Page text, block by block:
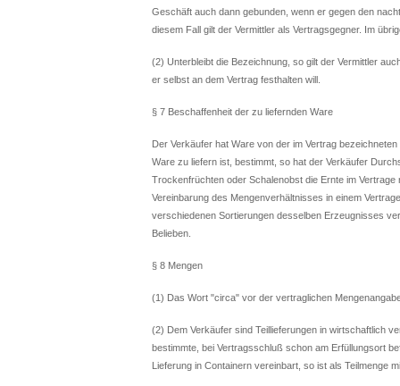
Geschäft auch dann gebunden, wenn er gegen den
diesem Fall gilt der Vermittler als Vertragsgegner. Im
(2) Unterbleibt die Bezeichnung, so gilt der Vermittler
er selbst an dem Vertrag festhalten will.
§ 7 Beschaffenheit der zu liefernden Ware
Der Verkäufer hat Ware von der im Vertrag
Ware zu liefern ist, bestimmt, so hat der Verkäufer
Trockenfrüchten oder Schalenobst die Ernte im
Vereinbarung des Mengenverhältnisses in einem
verschiedenen Sortierungen desselben Erzeugnisses
Belieben.
§ 8 Mengen
(1) Das Wort "circa" vor der vertraglichen
(2) Dem Verkäufer sind Teillieferungen in wirtschaftlich
bestimmte, bei Vertragsschluß schon am Erfüllungsort
Lieferung in Containern vereinbart, so ist als Teilmenge